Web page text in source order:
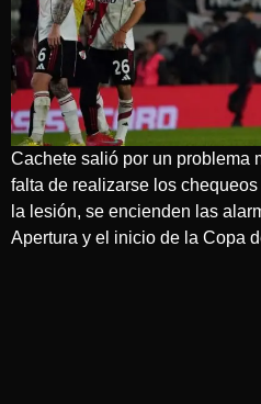
Cachete salió por un problema
falta de realizarse los
la lesión, se encienden las
Apertura y el inicio de la Copa